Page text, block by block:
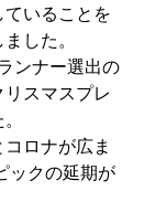
ていることを
した。
ンナー選出の
スマスプレ
ロナが広ま
ックの延期が